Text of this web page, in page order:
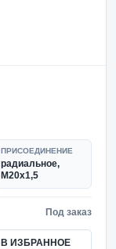
ПРИСОЕДИНЕНИЕ
радиальное,
M20x1,5
Под заказ
В ИЗБРАННОЕ